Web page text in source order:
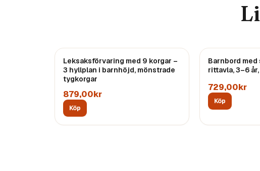
Leksaksförvaring med 9 korgar –
3 hyllplan i barnhöjd, mönstrade
tygkorgar
879,00kr
Köp
Barnbord
rittavla, 3–6
729,00kr
Köp